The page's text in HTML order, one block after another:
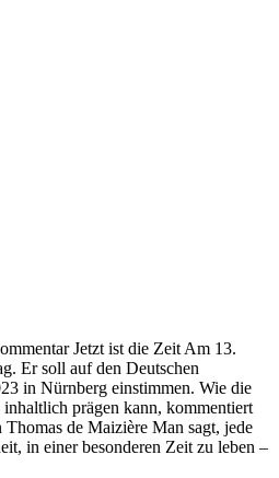
Jetzt ist die Zeit Am 13.
Er soll auf den Deutschen
in Nürnberg einstimmen. Wie die
prägen kann, kommentiert
de Maizière Man sagt, jede
in einer besonderen Zeit zu leben –